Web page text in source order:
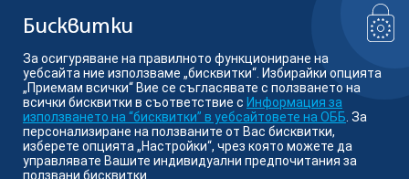
Бисквитки
За осигуряване на правилното функциониране на
уебсайта ние използваме „бисквитки“. Избирайки опцията
„Приемам всички“ Вие се съгласявате с ползването на
всички бисквитки в съответствие с Информация за
използването на “бисквитки” в уебсайтовете на ОББ . За
персонализиране на ползваните от Вас бисквитки,
изберете опцията „Настройки“, чрез която можете да
управлявате Вашите индивидуални предпочитания за
ползвани бисквитки.
Белгия може да вземе решение да прекрати предлагането
на фондовете на територията на Република България.
Намерете ни в социалните мрежи:
© Кей Би Си Асет Мениджмънт